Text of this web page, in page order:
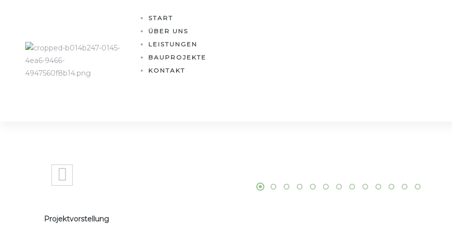
START
ÜBER UNS
LEISTUNGEN
BAUPROJEKTE
KONTAKT
Projektvorstellung